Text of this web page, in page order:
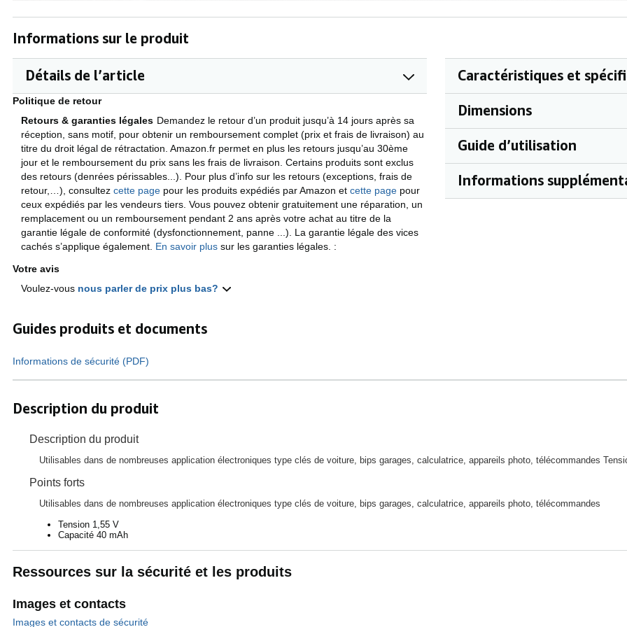
Informations sur le produit
Détails de l’article
Politique de retour
Retours & garanties légales Demandez le retour d’un produit jusqu’à 14 jours après sa
réception, sans motif, pour obtenir un remboursement complet (prix et frais de livraison) au
titre du droit légal de rétractation. Amazon.fr permet en plus les retours jusqu’au 30ème
jour et le remboursement du prix sans les frais de livraison. Certains produits sont exclus
des retours (denrées périssables...). Pour plus d’info sur les retours (exceptions, frais de
retour,…), consultez cette page pour les produits expédiés par Amazon et cette page pour
ceux expédiés par les vendeurs tiers. Vous pouvez obtenir gratuitement une réparation, un
remplacement ou un remboursement pendant 2 ans après votre achat au titre de la
garantie légale de conformité (dysfonctionnement, panne ...). La garantie légale des vices
cachés s’applique également. En savoir plus sur les garanties légales. :
Votre avis
Voulez-vous nous parler de prix plus bas?
Caractéristiques et
Dimensions
Guide d’utilisation
Informations
Guides produits et documents
Informations de sécurité (PDF)
Description du produit
Description du produit
Utilisables dans de nombreuses application électroniques type clés de voiture, bips garages, calculatrice, appareils photo, télécommandes
Points forts
Utilisables dans de nombreuses application électroniques type clés de voiture, bips garages, calculatrice, appareils photo, télécommandes
Tension 1,55 V
Capacité 40 mAh
Ressources sur la sécurité et les produits
Images et contacts
Images et contacts de sécurité